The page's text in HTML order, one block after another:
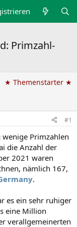
Primzahl-
★ Themenstarter ★
#1
Primzahlen
die Anzahl der
2021 waren
nämlich 167,
.
es ein sehr ruhiger
eine Million
verallgemeinerten